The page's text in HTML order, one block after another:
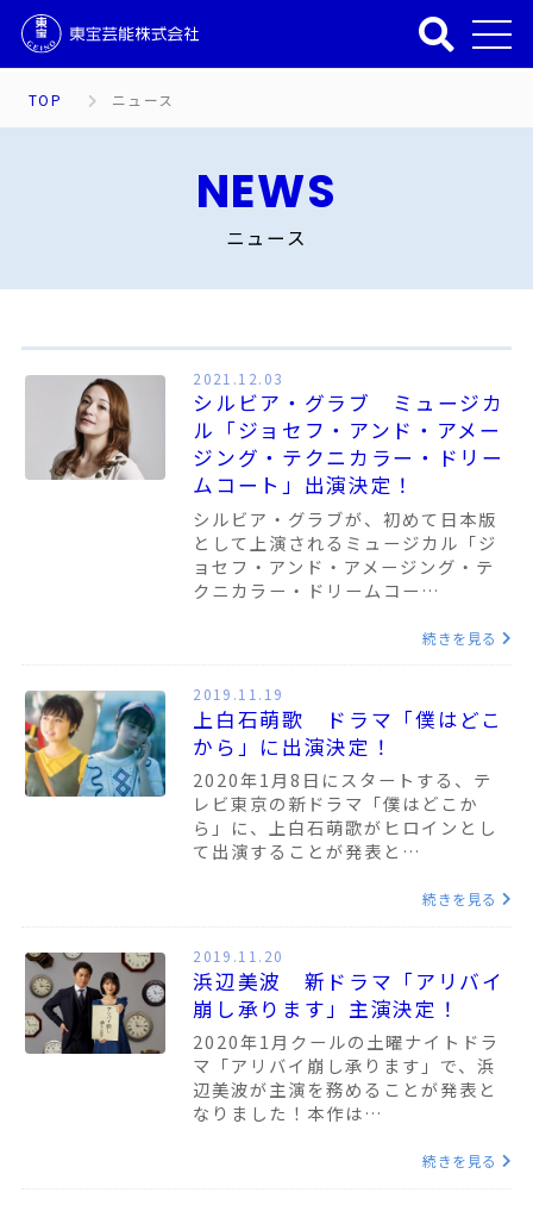
TOP ニュース
NEWS
ニュース
2021.12.03
シルビア・グラブ ミュージカ
ル「ジョセフ・アンド・アメー
ジング・テクニカラー・ドリー
ムコート」出演決定！
シルビア・グラブが、初めて日本版
として上演されるミュージカル「ジ
ョセフ・アンド・アメージング・テ
クニカラー・ドリームコー…
続きを見る
2019.11.19
上白石萌歌 ドラマ「僕はどこ
から」に出演決定！
2020年1月8日にスタートする、テ
レビ東京の新ドラマ「僕はどこか
ら」に、上白石萌歌がヒロインとし
て出演することが発表と…
続きを見る
2019.11.20
浜辺美波 新ドラマ「アリバイ
崩し承ります」主演決定！
2020年1月クールの土曜ナイトドラ
マ「アリバイ崩し承ります」で、浜
辺美波が主演を務めることが発表と
なりました！本作は…
続きを見る